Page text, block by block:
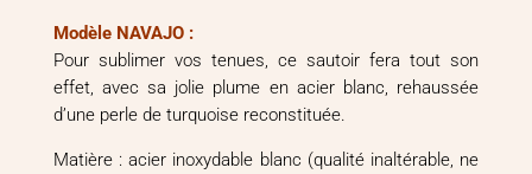
Modèle NAVAJO :
Pour sublimer vos tenues, ce sautoir fera tout son
effet, avec sa jolie plume en acier blanc, rehaussée
d’une perle de turquoise reconstituée.
Matière : acier inoxydable blanc (qualité inaltérable, ne